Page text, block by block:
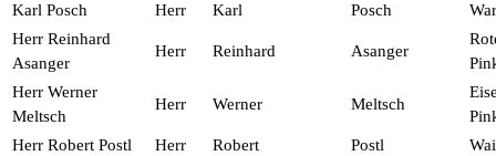
Karl Posch Herr Karl Posch
Herr Reinhard
Asanger
Herr Reinhard Asanger
Herr Werner
Meltsch
Herr Werner Meltsch
Herr Robert Postl
Herr Robert Postl